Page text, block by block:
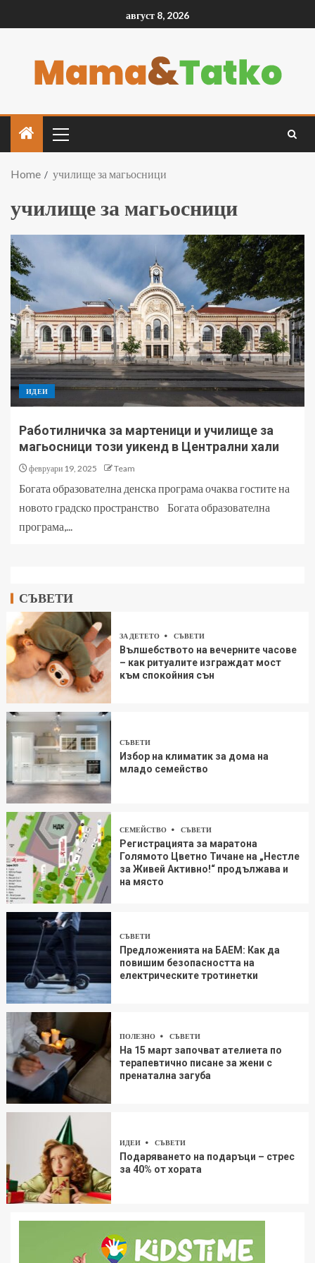
август 8, 2026
Home училище за магьосници
училище за магьосници
ИДЕИ
Работилничка за мартеници и училище за
магьосници този уикенд в Централни хали
февруари 19, 2025 Team
Богата образователна денска програма очаква гостите на
новото градско пространство Богата образователна
програма,...
СЪВЕТИ
ЗА ДЕТЕТО СЪВЕТИ
Вълшебството на вечерните часове
– как ритуалите изграждат мост
към спокойния сън
СЪВЕТИ
Избор на климатик за дома на
младо семейство
СЕМЕЙСТВО СЪВЕТИ
Регистрацията за маратона
Голямото Цветно Тичане на „Нестле
за Живей Aктивно!“ продължава и
на място
СЪВЕТИ
Предложенията на БАЕМ: Как да
повишим безопасността на
електрическите тротинетки
ПОЛЕЗНО СЪВЕТИ
На 15 март започват ателиета по
терапевтично писане за жени с
пренатална загуба
ИДЕИ СЪВЕТИ
Подаряването на подаръци – стрес
за 40% от хората